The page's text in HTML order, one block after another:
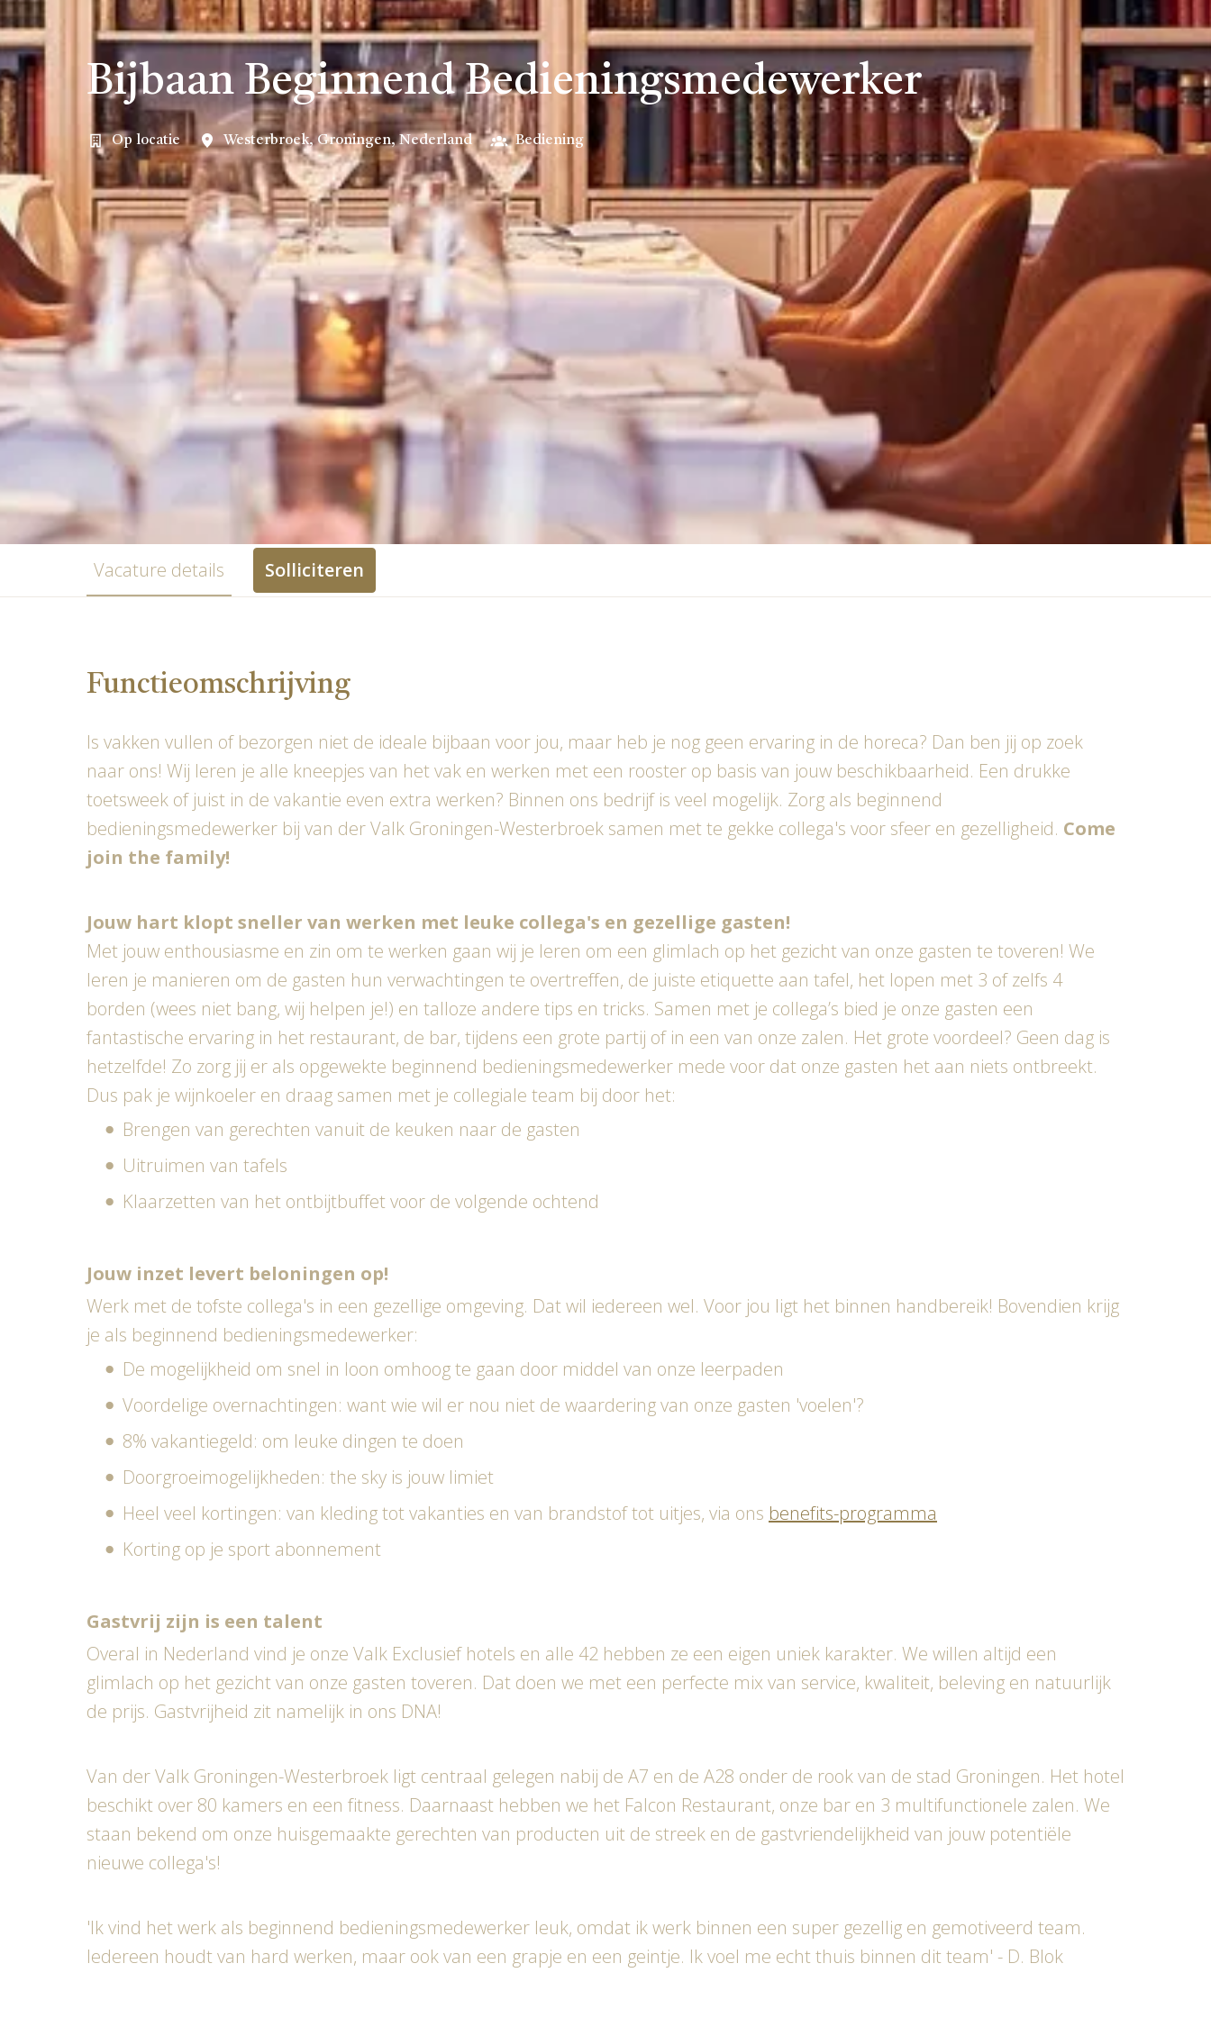
Bijbaan Beginnend Bedieningsmedewerker
Op locatie Westerbroek, Groningen, Nederland Bediening
Vacature details Solliciteren
Functieomschrijving
Is vakken vullen of bezorgen niet de ideale bijbaan voor jou, maar heb je nog geen ervaring in de horeca? Dan ben jij op zoek
naar ons! Wij leren je alle kneepjes van het vak en werken met een rooster op basis van jouw beschikbaarheid. Een drukke
toetsweek of juist in de vakantie even extra werken? Binnen ons bedrijf is veel mogelijk. Zorg als beginnend
bedieningsmedewerker bij van der Valk Groningen-Westerbroek samen met te gekke collega's voor sfeer en gezelligheid. Come
join the family!
Jouw hart klopt sneller van werken met leuke collega's en gezellige gasten!
Met jouw enthousiasme en zin om te werken gaan wij je leren om een glimlach op het gezicht van onze gasten te toveren! We
leren je manieren om de gasten hun verwachtingen te overtreffen, de juiste etiquette aan tafel, het lopen met 3 of zelfs 4
borden (wees niet bang, wij helpen je!) en talloze andere tips en tricks. Samen met je collega’s bied je onze gasten een
fantastische ervaring in het restaurant, de bar, tijdens een grote partij of in een van onze zalen. Het grote voordeel? Geen dag is
hetzelfde! Zo zorg jij er als opgewekte beginnend bedieningsmedewerker mede voor dat onze gasten het aan niets ontbreekt.
Dus pak je wijnkoeler en draag samen met je collegiale team bij door het:
Brengen van gerechten vanuit de keuken naar de gasten
Uitruimen van tafels
Klaarzetten van het ontbijtbuffet voor de volgende ochtend
Jouw inzet levert beloningen op!
Werk met de tofste collega's in een gezellige omgeving. Dat wil iedereen wel. Voor jou ligt het binnen handbereik! Bovendien krijg
je als beginnend bedieningsmedewerker:
De mogelijkheid om snel in loon omhoog te gaan door middel van onze leerpaden
Voordelige overnachtingen: want wie wil er nou niet de waardering van onze gasten 'voelen'?
8% vakantiegeld: om leuke dingen te doen
Doorgroeimogelijkheden: the sky is jouw limiet
Heel veel kortingen: van kleding tot vakanties en van brandstof tot uitjes, via ons benefits-programma
Korting op je sport abonnement
Gastvrij zijn is een talent
Overal in Nederland vind je onze Valk Exclusief hotels en alle 42 hebben ze een eigen uniek karakter. We willen altijd een
glimlach op het gezicht van onze gasten toveren. Dat doen we met een perfecte mix van service, kwaliteit, beleving en natuurlijk
de prijs. Gastvrijheid zit namelijk in ons DNA!
Van der Valk Groningen-Westerbroek ligt centraal gelegen nabij de A7 en de A28 onder de rook van de stad Groningen. Het hotel
beschikt over 80 kamers en een fitness. Daarnaast hebben we het Falcon Restaurant, onze bar en 3 multifunctionele zalen. We
staan bekend om onze huisgemaakte gerechten van producten uit de streek en de gastvriendelijkheid van jouw potentiële
nieuwe collega's!
'Ik vind het werk als beginnend bedieningsmedewerker leuk, omdat ik werk binnen een super gezellig en gemotiveerd team.
Iedereen houdt van hard werken, maar ook van een grapje en een geintje. Ik voel me echt thuis binnen dit team' - D. Blok